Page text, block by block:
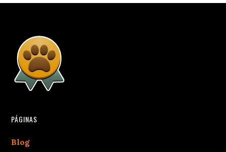
PÁGINAS
Blog